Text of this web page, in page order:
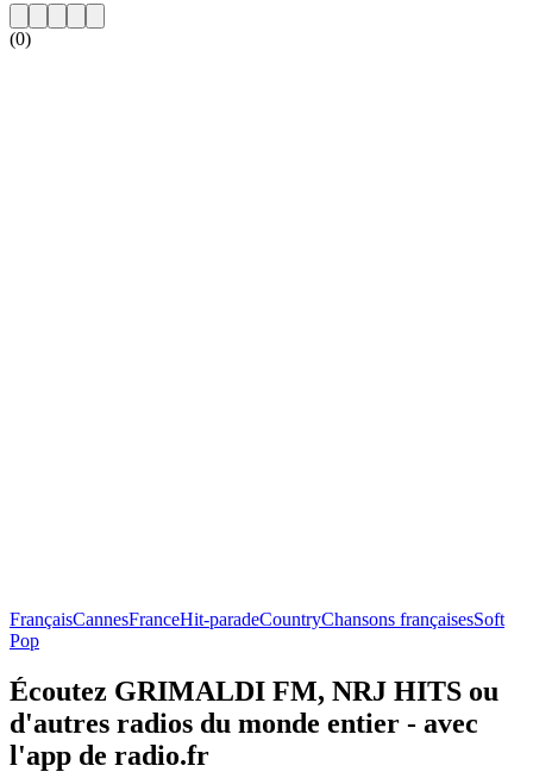
(0)
FrançaisCannesFranceHit-paradeCountryChansons françaisesSoft
Pop
Écoutez GRIMALDI FM, NRJ HITS ou
d'autres radios du monde entier - avec
l'app de radio.fr